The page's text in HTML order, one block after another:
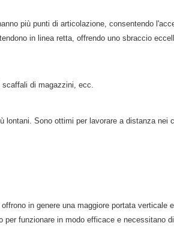
più punti di articolazione, consentendo
in linea retta, offrendo uno sbraccio
scaffali di magazzini, ecc.
Sono ottimi per lavorare a distanza nei
in genere una maggiore portata verticale
funzionare in modo efficace e necessitano